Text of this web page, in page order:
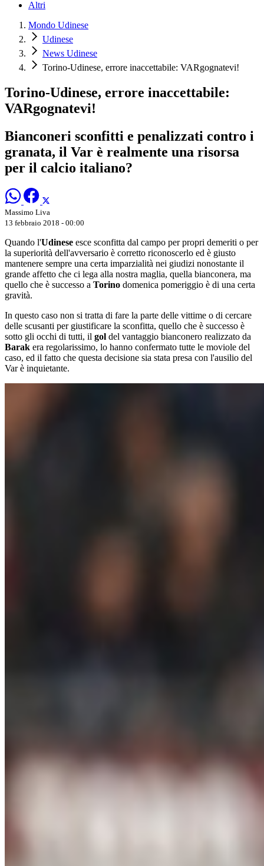
Altri
Mondo Udinese
Udinese
News Udinese
Torino-Udinese, errore inaccettabile: VARgognatevi!
Torino-Udinese, errore inaccettabile:
VARgognatevi!
Bianconeri sconfitti e penalizzati contro i
granata, il Var è realmente una risorsa
per il calcio italiano?
Massimo Liva
13 febbraio 2018 - 00:00
Quando l'Udinese esce sconfitta dal campo per propri demeriti o per
la superiorità dell'avversario è corretto riconoscerlo ed è giusto
mantenere sempre una certa imparzialità nei giudizi nonostante il
grande affetto che ci lega alla nostra maglia, quella bianconera, ma
quello che è successo a Torino domenica pomeriggio è di una certa
gravità.
In questo caso non si tratta di fare la parte delle vittime o di cercare
delle scusanti per giustificare la sconfitta, quello che è successo è
sotto gli occhi di tutti, il gol del vantaggio bianconero realizzato da
Barak era regolarissimo, lo hanno confermato tutte le moviole del
caso, ed il fatto che questa decisione sia stata presa con l'ausilio del
Var è inquietante.